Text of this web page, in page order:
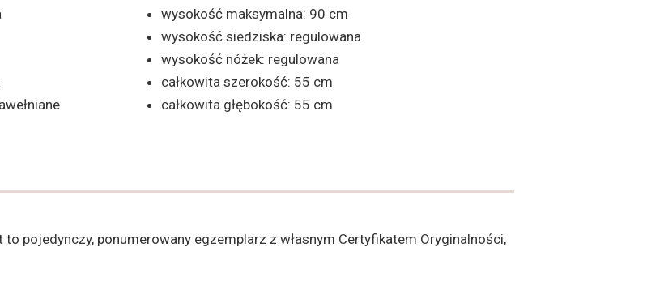
wysokość maksymalna: 90 cm
wysokość siedziska: regulowana
wysokość nóżek: regulowana
całkowita szerokość: 55 cm
całkowita głębokość: 55 cm
pojedynczy, ponumerowany egzemplarz z własnym Certyfikatem Oryginalności,